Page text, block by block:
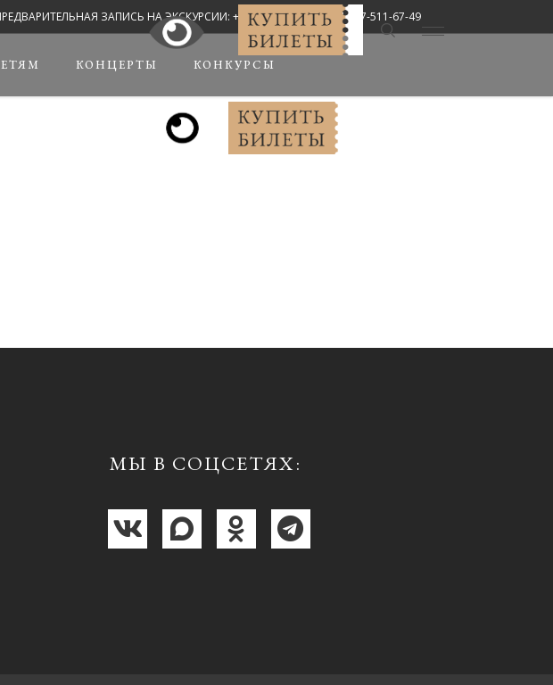
ЗАПИСЬ НА ЭКСКУРСИИ: +7 (8442) 67-33-02, +7-927-511-67-49
Мы в соцсетях:
КОНЦЕРТЫ КОНКУРСЫ
МЫ В СОЦСЕТЯХ: